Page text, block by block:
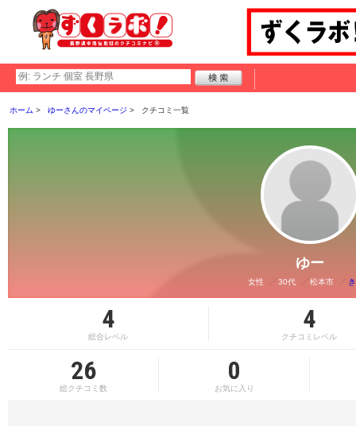
ホーム ゆーさんのマイページ クチコミ一覧
ゆー
女性 30代 松本市
4
総合レベル
4
クチコミレベル
26
総クチコミ数
0
お気に入り